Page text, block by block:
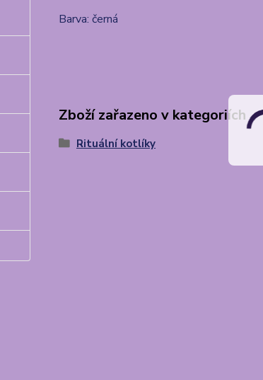
Barva: černá
Zboží zařazeno v kategoriích
Rituální kotlíky